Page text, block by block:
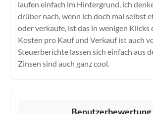
laufen einfach im Hintergrund, ich
drüber nach, wenn ich doch mal selbst
oder verkaufe, ist das in wenigen Klicks
Kosten pro Kauf und Verkauf ist auch
Steuerberichte lassen sich einfach aus
Zinsen sind auch ganz cool.
Benutzerbewertung